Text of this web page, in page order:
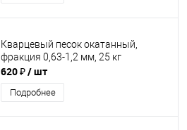
Кварцевый песок окатанный,
фракция 0,63-1,2 мм, 25 кг
620 ₽/ шт
Подробнее